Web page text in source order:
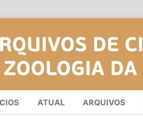
ATUAL ARQUIVOS